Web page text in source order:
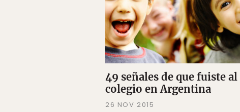
49 señales de que fuiste al
colegio en Argentina
26 NOV 2015